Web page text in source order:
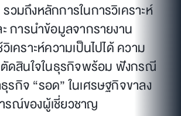
วมถึงหลักการในการวิเคราะห์
การนำข้อมูลจากรายงาน
วิเคราะห์ความเป็นไปได้ ความ
ตัดสินใจในธุรกิจพร้อม ฟังกรณี
กิจ “รอด” ในเศรษฐกิจขาลง
รณ์ของผู้เชี่ยวชาญ